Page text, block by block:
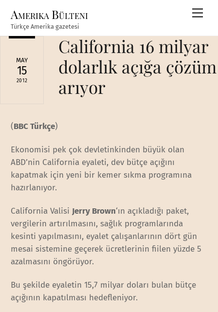
content
Amerika Bülteni
Türkçe Amerika gazetesi
MAY
15
2012
California 16 milyar
dolarlık açığa çözüm
arıyor
(BBC Türkçe)
Ekonomisi pek çok devletinkinden büyük olan
ABD’nin California eyaleti, dev bütçe açığını
kapatmak için yeni bir kemer sıkma programına
hazırlanıyor.
California Valisi Jerry Brown‘ın açıkladığı paket,
vergilerin artırılmasını, sağlık programlarında
kesinti yapılmasını, eyalet çalışanlarının dört gün
mesai sistemine geçerek ücretlerinin fiilen yüzde 5
azalmasını öngörüyor.
Bu şekilde eyaletin 15,7 milyar doları bulan bütçe
açığının kapatılması hedefleniyor.